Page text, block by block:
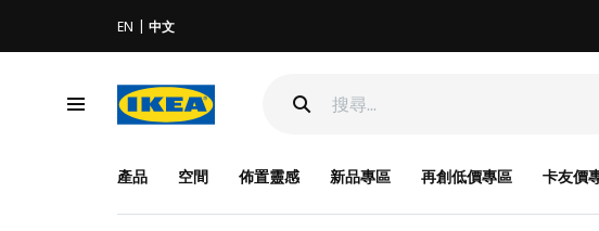
EN 中文
產品 空間 佈置靈感 新品專區 再創低價專區 卡友價